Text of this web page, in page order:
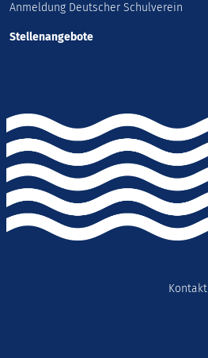
Anmeldung Deutscher Schulverein
Stellenangebote
Kontakt